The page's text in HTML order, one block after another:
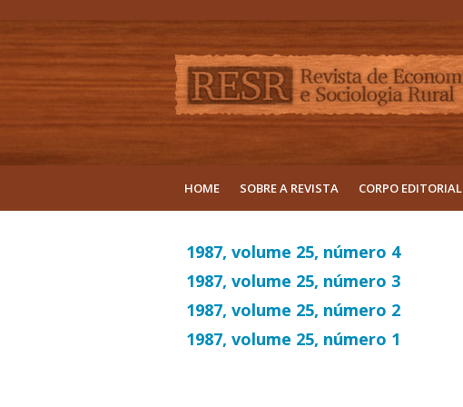
HOME SOBRE A REVISTA CORPO EDITORIAL
1987, volume 25, número 4
1987, volume 25, número 3
1987, volume 25, número 2
1987, volume 25, número 1